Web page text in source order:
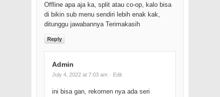
Offline apa aja ka, split atau co-op, kalo bisa
di bikin sub menu sendiri lebih enak kak,
ditunggu jawabannya Terimakasih
Reply
Admin
July 4, 2022 at 7:03 am · Edit
ini bisa gan, rekomen nya ada seri